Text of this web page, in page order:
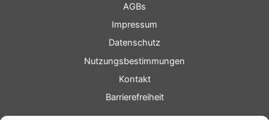
AGBs
Impressum
Datenschutz
Nutzungsbestimmungen
Kontakt
Barrierefreiheit